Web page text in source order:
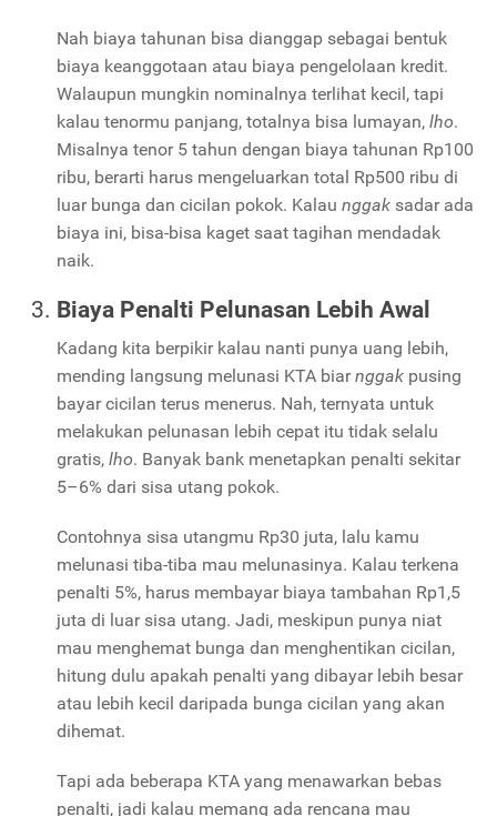
Nah biaya tahunan bisa dianggap sebagai bentuk
biaya keanggotaan atau biaya pengelolaan kredit.
Walaupun mungkin nominalnya terlihat kecil, tapi
kalau tenormu panjang, totalnya bisa lumayan, lho.
Misalnya tenor 5 tahun dengan biaya tahunan Rp100
ribu, berarti harus mengeluarkan total Rp500 ribu di
luar bunga dan cicilan pokok. Kalau nggak sadar ada
biaya ini, bisa-bisa kaget saat tagihan mendadak
naik.
Biaya Penalti Pelunasan Lebih Awal
Kadang kita berpikir kalau nanti punya uang lebih,
mending langsung melunasi KTA biarnggak pusing
bayar cicilan terus menerus. Nah, ternyata untuk
melakukan pelunasan lebih cepat itu tidak selalu
gratis, lho. Banyak bank menetapkan penalti sekitar
5–6% dari sisa utang pokok.
Contohnya sisa utangmu Rp30 juta, lalu kamu
melunasi tiba-tiba mau melunasinya. Kalau terkena
penalti 5%, harus membayar biaya tambahan Rp1,5
juta di luar sisa utang. Jadi, meskipun punya niat
mau menghemat bunga dan menghentikan cicilan,
hitung dulu apakah penalti yang dibayar lebih besar
atau lebih kecil daripada bunga cicilan yang akan
dihemat.
Tapi ada beberapa KTA yang menawarkan bebas
penalti, jadi kalau memang ada rencana mau